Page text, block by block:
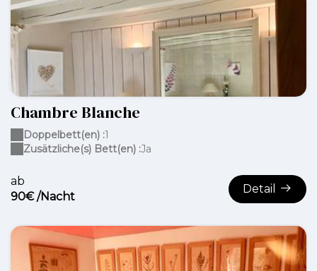
Chambre Blanche
ab
90€ /Nacht
Detail
Doppelbett(en) :1
Zusätzliche(s) Bett(en) :Ja